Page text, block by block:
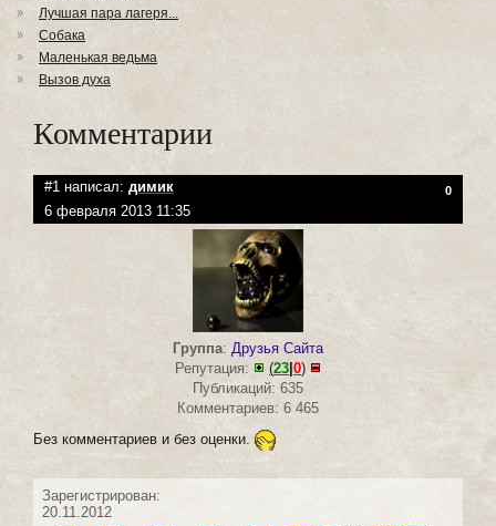
Лучшая пара лагеря...
Собака
Маленькая ведьма
Вызов духа
Комментарии
#1 написал: димик 0
6 февраля 2013 11:35
Группа: Друзья Сайта
Репутация:
(23 0)
Публикаций: 635
Комментариев: 6 465
Без комментариев и без оценки.
Зарегистрирован:
20.11.2012